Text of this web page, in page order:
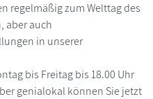
regelmäßig zum Welttag des
aber auch
in unserer
bis Freitag bis 18.00 Uhr
genialokal können Sie jetzt